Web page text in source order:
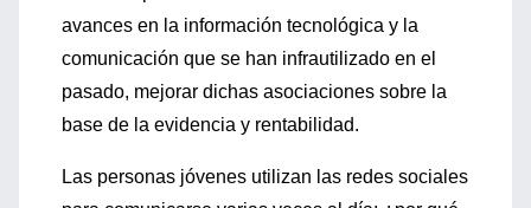
avances en la información tecnológica y la
comunicación que se han infrautilizado en el
pasado, mejorar dichas asociaciones sobre la
base de la evidencia y rentabilidad.
Las personas jóvenes utilizan las redes sociales